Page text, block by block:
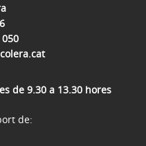
de 9.30 a 13.30 hores
de: